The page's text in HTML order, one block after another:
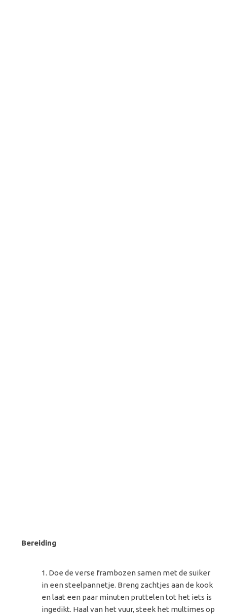
Bereiding
Doe de verse frambozen samen met de suiker
in een steelpannetje. Breng zachtjes aan de kook
en laat een paar minuten pruttelen tot het iets is
ingedikt. Haal van het vuur, steek het multimes op